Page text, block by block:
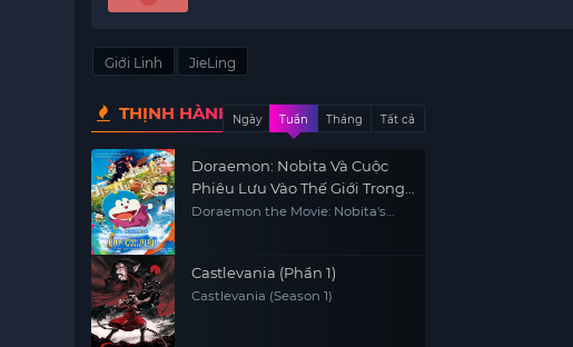
Giới Linh JieLing
THỊNH HÀNH Ngày Tuần Tháng Tất cả
Doraemon: Nobita Và Cuộc
Phiêu Lưu Vào Thế Giới Trong
Tranh
Doraemon the Movie: Nobita's
Castlevania (Phần 1)
Castlevania (Season 1)